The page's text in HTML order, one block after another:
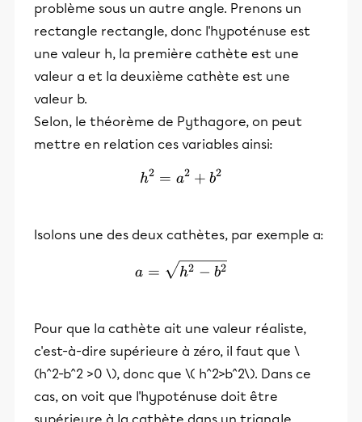
problème sous un autre angle. Prenons un
rectangle rectangle, donc l'hypoténuse est
une valeur h, la première cathète est une
valeur a et la deuxième cathète est une
valeur b.
Selon, le théorème de Pythagore, on peut
mettre en relation ces variables ainsi:
h^2 = a^2 + b^2
h2 = a2 + b2
Isolons une des deux cathètes, par exemple a:
a = \sqrt{h^2-b^2}
a = h2 − b2
Pour que la cathète ait une valeur réaliste,
c'est-à-dire supérieure à zéro, il faut que \
(h^2-b^2 >0 \), donc que \( h^2>b^2\). Dans ce
cas, on voit que l'hypoténuse doit être